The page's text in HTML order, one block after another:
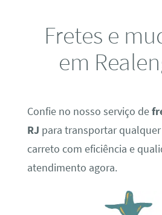
Fretes e
em
Confie no nosso serviço de
RJ para transportar
carreto com eficiência e
atendimento agora.